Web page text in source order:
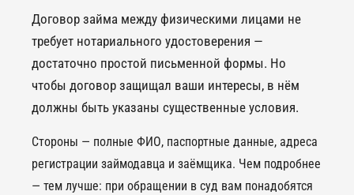
Договор займа между физическими лицами не
требует нотариального удостоверения —
достаточно простой письменной формы. Но
чтобы договор защищал ваши интересы, в нём
должны быть указаны существенные условия.
Стороны — полные ФИО, паспортные данные, адреса
регистрации займодавца и заёмщика. Чем подробнее
— тем лучше: при обращении в суд вам понадобятся